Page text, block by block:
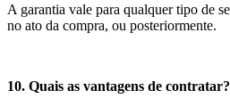
A garantia vale para qualquer tipo de
no ato da compra, ou posteriormente.
10. Quais as vantagens de contratar?